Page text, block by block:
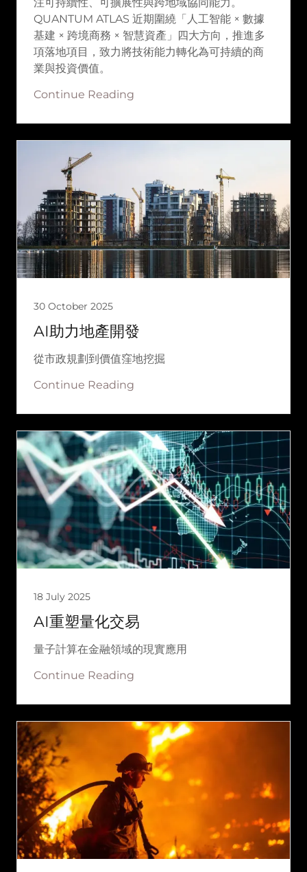
QUANTUM ATLAS 近期圍繞「人工智能 × 數據
基建 × 跨境商務 × 智慧資產」四大方向，推進多
項落地項目，致力將技術能力轉化為可持續的商
業與投資價值。
Continue Reading
30 October 2025
AI助力地產開發
從市政規劃到價值窪地挖掘
Continue Reading
18 July 2025
AI重塑量化交易
量子計算在金融領域的現實應用
Continue Reading